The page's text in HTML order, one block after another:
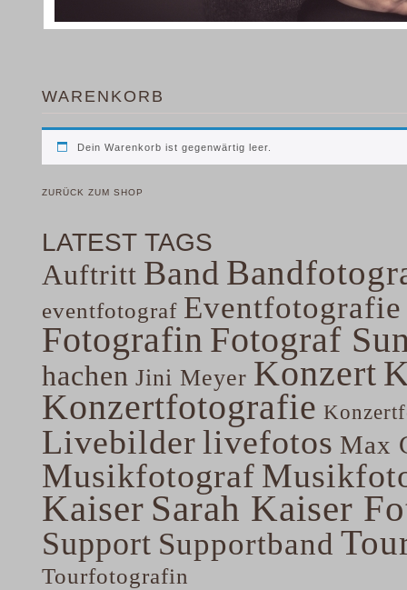
WARENKORB
Dein Warenkorb ist gegenwärtig leer.
ZURÜCK ZUM SHOP
LATEST TAGS
Auftritt Band
eventfotograf Eventfotografie
Fotografin Fotograf
hachen Jini Meyer Konzert
Konzertfotografie
Livebilderlivefotos Max
Musikfotograf
Kaiser Sarah Kaiser
Support Supportband
Tourfotografin